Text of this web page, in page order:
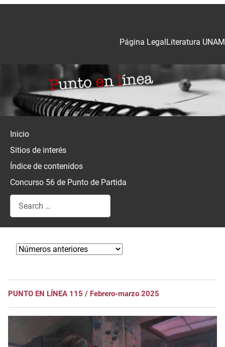
Literatura UNAM
Página Legal
Inicio
Sitios de interés
Índice de contenidos
Concurso 56 de Punto de Partida
Search
PUNTO EN LÍNEA 115 / Febrero-marzo 2025